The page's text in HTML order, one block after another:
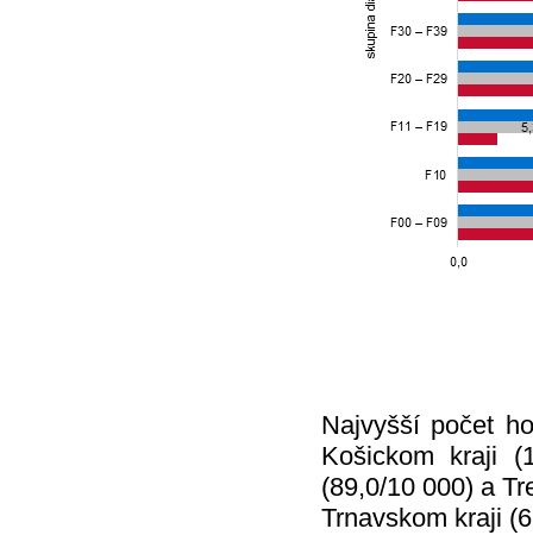
Najvyšší počet
Košickom kraji
(89,0/10 000) a
Trnavskom kraji